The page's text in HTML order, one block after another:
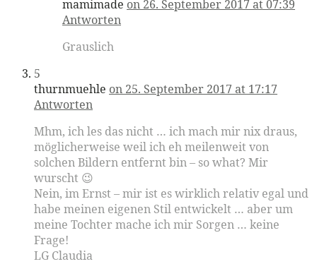
mamimade on 26. September 2017 at 07:39
Antworten
Grauslich
5
thurnmuehle on 25. September 2017 at 17:17
Antworten
Mhm, ich les das nicht … ich mach mir nix draus,
möglicherweise weil ich eh meilenweit von
solchen Bildern entfernt bin – so what? Mir
wurscht 😉
Nein, im Ernst – mir ist es wirklich relativ egal und
habe meinen eigenen Stil entwickelt … aber um
meine Tochter mache ich mir Sorgen … keine
Frage!
LG Claudia